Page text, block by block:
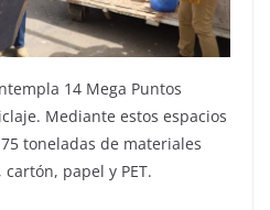
14 Mega Puntos
Mediante estos espacios
toneladas de materiales
papel y PET.